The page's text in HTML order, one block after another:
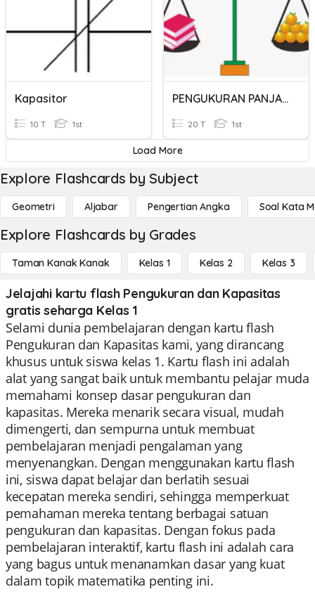
Kapasitor
10 T 1st
PENGUKURAN PANJANG, BERAT DAN WAKTU
20 T 1st
Load More
Explore Flashcards by Subject
Geometri Aljabar Pengertian Angka Soal Kata
Explore Flashcards by Grades
Taman Kanak Kanak Kelas 1 Kelas 2 Kelas 3
Jelajahi kartu flash Pengukuran dan Kapasitas
gratis seharga Kelas 1
Selami dunia pembelajaran dengan kartu flash
Pengukuran dan Kapasitas kami, yang dirancang
khusus untuk siswa kelas 1. Kartu flash ini adalah
alat yang sangat baik untuk membantu pelajar muda
memahami konsep dasar pengukuran dan
kapasitas. Mereka menarik secara visual, mudah
dimengerti, dan sempurna untuk membuat
pembelajaran menjadi pengalaman yang
menyenangkan. Dengan menggunakan kartu flash
ini, siswa dapat belajar dan berlatih sesuai
kecepatan mereka sendiri, sehingga memperkuat
pemahaman mereka tentang berbagai satuan
pengukuran dan kapasitas. Dengan fokus pada
pembelajaran interaktif, kartu flash ini adalah cara
yang bagus untuk menanamkan dasar yang kuat
dalam topik matematika penting ini.